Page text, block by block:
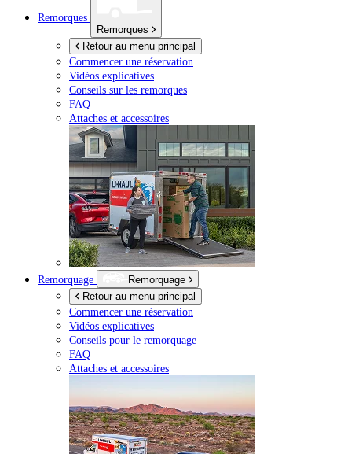
Remorques
Remorques
Retour au menu principal
Commencer une réservation
Vidéos explicatives
Conseils sur les remorques
FAQ
Attaches et accessoires
Remorquage
Remorquage
Retour au menu principal
Commencer une réservation
Vidéos explicatives
Conseils pour le remorquage
FAQ
Attaches et accessoires